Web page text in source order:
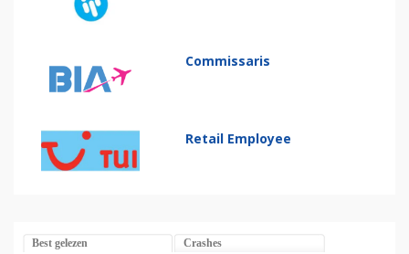
Commissaris
Retail Employee
Best gelezen Crashes